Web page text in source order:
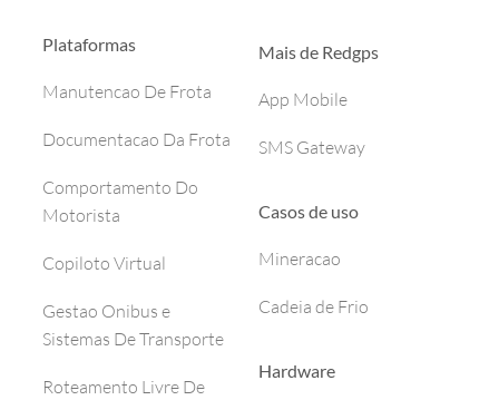
Plataformas
Manutencao De Frota
Documentacao Da Frota
Comportamento Do
Motorista
Copiloto Virtual
Gestao Onibus e
Sistemas De Transporte
Roteamento Livre De
Mais de Redgps
App Mobile
SMS Gateway
Casos de uso
Mineracao
Cadeia de Frio
Hardware